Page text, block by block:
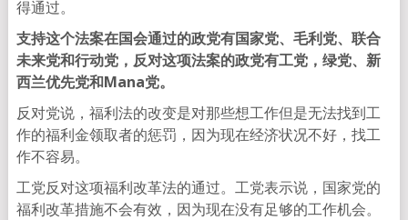
得通过。
支持这个法案在国会通过的政党有国家党、毛利党、联合
未来党和行动党，反对这项法案的政党有工党，绿党、新
西兰优先党和Mana党。
反对党说，福利法的改变是对那些想工作但是无法找到工
作的福利金领取者的惩罚，因为现在经济状况不好，找工
作不容易。
工党反对这项福利改革法的通过。工党表示说，国家党的
福利改革措施不会有效，因为现在没有足够的工作机会。